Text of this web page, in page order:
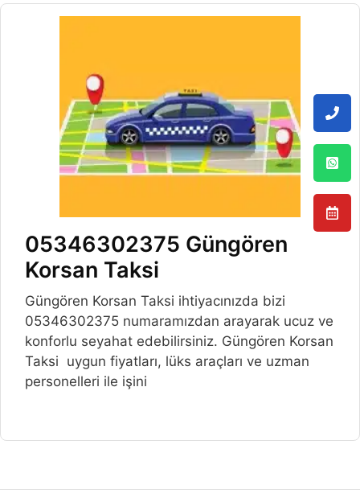
05346302375 Güngören
Korsan Taksi
Güngören Korsan Taksi ihtiyacınızda bizi
05346302375 numaramızdan arayarak ucuz ve
konforlu seyahat edebilirsiniz. Güngören Korsan
Taksi uygun fiyatları, lüks araçları ve uzman
personelleri ile işini